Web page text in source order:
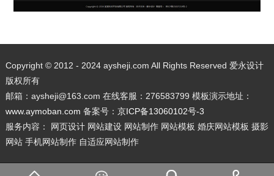
Copyright © 2012 - 2024 aysheji.com All Rights Reserved 爱永设计
版权所有
邮箱：aysheji@163.com 在线客服：276583799 模板演示地址：
www.aymoban.com 备案号： 京ICP备13060102号-3
服务内容： 网页设计 网站建设 网站制作 网站模板 婚庆网站模板 摄影
网站 手机网站制作 自适应网站制作